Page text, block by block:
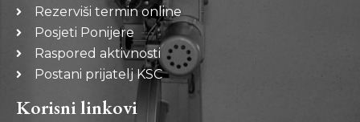
Rezerviši termin online
Posjeti Ponijere
Raspored aktivnosti
Postani prijatelj KSC
Korisni linkovi